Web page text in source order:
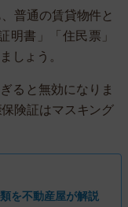
普通の賃貸物件と
明書」「住民票」
しょう。
ると無効になりま
険証はマスキング
を不動産屋が解説